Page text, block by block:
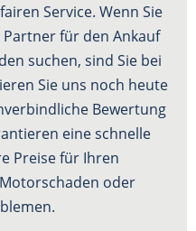
Service. Wenn Sie
für den Ankauf
suchen, sind Sie bei
Sie uns noch heute
Bewertung
eine schnelle
Preise für Ihren
oder